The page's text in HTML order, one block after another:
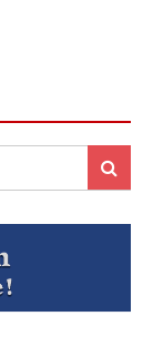
Search